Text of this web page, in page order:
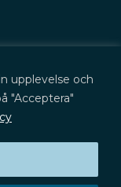
upplevelse och
"Acceptera"
+46 (0) 702 566 705
kontakt@lyckegard.com
Signalistgatan 9